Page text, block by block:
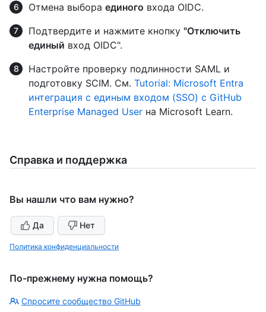
Отмена выбора единого входа OIDC.
Подтвердите и нажмите кнопку "Отключить
единый вход OIDC".
Настройте проверку подлинности SAML и
подготовку SCIM. См. Tutorial: Microsoft Entra
интеграция с единым входом (SSO) с GitHub
Enterprise Managed User на Microsoft Learn.
Справка и поддержка
Вы нашли что вам нужно?
Да Нет
Политика конфиденциальности
По-прежнему нужна помощь?
Спросите сообщество GitHub